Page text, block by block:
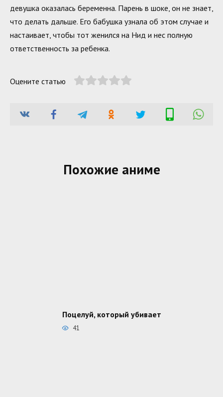
девушка оказалась беременна. Парень в шоке, он не знает,
что делать дальше. Его бабушка узнала об этом случае и
настаивает, чтобы тот женился на Нид и нес полную
ответственность за ребенка.
Оцените статью
Похожие аниме
Поцелуй, который убивает
41